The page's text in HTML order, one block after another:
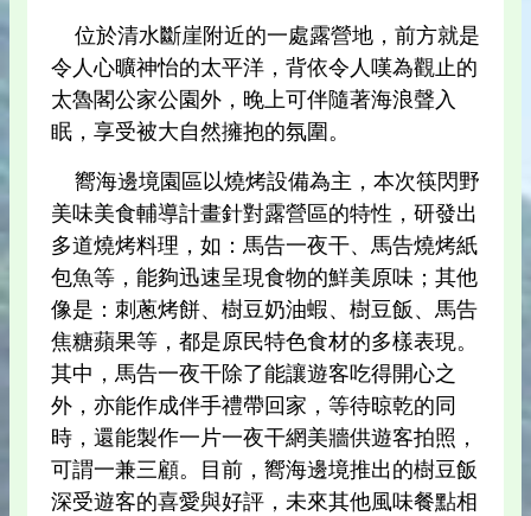
位於清水斷崖附近的一處露營地，前方就是
令人心曠神怡的太平洋，背依令人嘆為觀止的
太魯閣公家公園外，晚上可伴隨著海浪聲入
眠，享受被大自然擁抱的氛圍。
嚮海邊境園區以燒烤設備為主，本次筷閃野
美味美食輔導計畫針對露營區的特性，研發出
多道燒烤料理，如：馬告一夜干、馬告燒烤紙
包魚等，能夠迅速呈現食物的鮮美原味；其他
像是：刺蔥烤餅、樹豆奶油蝦、樹豆飯、馬告
焦糖蘋果等，都是原民特色食材的多樣表現。
其中，馬告一夜干除了能讓遊客吃得開心之
外，亦能作成伴手禮帶回家，等待晾乾的同
時，還能製作一片一夜干網美牆供遊客拍照，
可謂一兼三顧。目前，嚮海邊境推出的樹豆飯
深受遊客的喜愛與好評，未來其他風味餐點相